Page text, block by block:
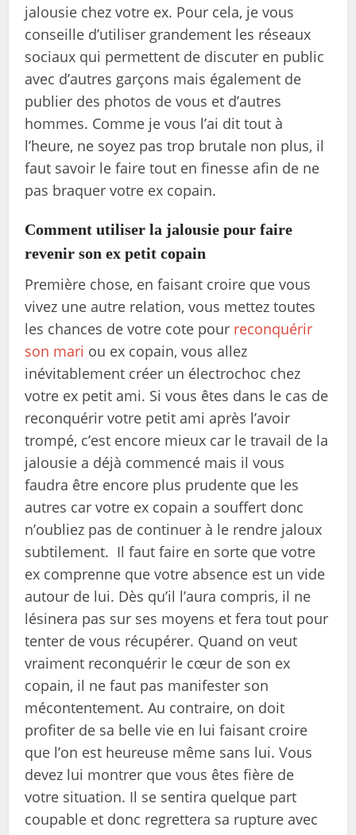
jalousie chez votre ex. Pour cela, je vous
conseille d’utiliser grandement les réseaux
sociaux qui permettent de discuter en public
avec d’autres garçons mais également de
publier des photos de vous et d’autres
hommes. Comme je vous l’ai dit tout à
l’heure, ne soyez pas trop brutale non plus, il
faut savoir le faire tout en finesse afin de ne
pas braquer votre ex copain.
Comment utiliser la jalousie pour faire
revenir son ex petit copain
Première chose, en faisant croire que vous
vivez une autre relation, vous mettez toutes
les chances de votre cote pour reconquérir
son mari ou ex copain, vous allez
inévitablement créer un électrochoc chez
votre ex petit ami. Si vous êtes dans le cas de
reconquérir votre petit ami après l’avoir
trompé, c’est encore mieux car le travail de la
jalousie a déjà commencé mais il vous
faudra être encore plus prudente que les
autres car votre ex copain a souffert donc
n’oubliez pas de continuer à le rendre jaloux
subtilement. Il faut faire en sorte que votre
ex comprenne que votre absence est un vide
autour de lui. Dès qu’il l’aura compris, il ne
lésinera pas sur ses moyens et fera tout pour
tenter de vous récupérer. Quand on veut
vraiment reconquérir le cœur de son ex
copain, il ne faut pas manifester son
mécontentement. Au contraire, on doit
profiter de sa belle vie en lui faisant croire
que l’on est heureuse même sans lui. Vous
devez lui montrer que vous êtes fière de
votre situation. Il se sentira quelque part
coupable et donc regrettera sa rupture avec